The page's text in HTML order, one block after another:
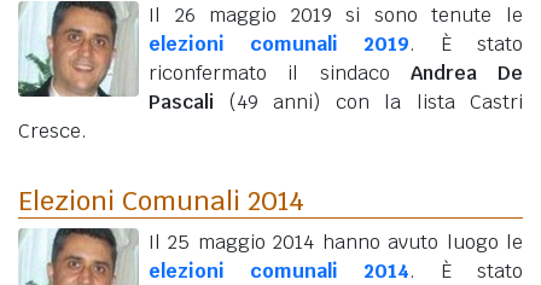
Il 26 maggio 2019 si sono tenute le
elezioni comunali 2019. È stato
riconfermato il sindaco Andrea De
Pascali
(49 anni) con la lista Castri
Cresce.
Elezioni Comunali 2014
Il 25 maggio 2014 hanno avuto luogo le
elezioni comunali 2014. È stato